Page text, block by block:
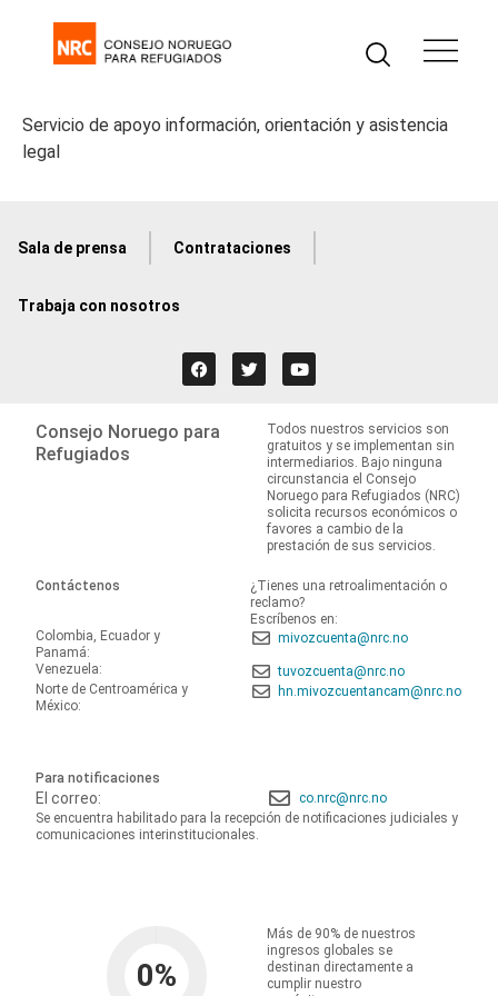
Servicio de apoyo información, orientación y asistencia
legal
Sala de prensa Contrataciones
Trabaja con nosotros
Consejo Noruego para
Refugiados
Todos nuestros servicios son
gratuitos y se implementan sin
intermediarios. Bajo ninguna
circunstancia el Consejo
Noruego para Refugiados (NRC)
solicita recursos económicos o
favores a cambio de la
prestación de sus servicios.
Contáctenos
¿Tienes una retroalimentación o
reclamo?
Escríbenos en:
Colombia, Ecuador y
Panamá:
mivozcuenta@nrc.no
Venezuela:
tuvozcuenta@nrc.no
Norte de Centroamérica y
México:
hn.mivozcuentancam@nrc.no
Para notificaciones
El correo:
co.nrc@nrc.no
Se encuentra habilitado para la recepción de notificaciones judiciales y
comunicaciones interinstitucionales.
0%
Más de 90% de nuestros
ingresos globales se
destinan directamente a
cumplir nuestro